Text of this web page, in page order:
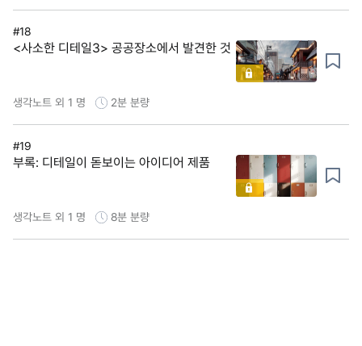
#18
<사소한 디테일3> 공공장소에서 발견한 것
생각노트 외 1 명 2분 분량
#19
부록: 디테일이 돋보이는 아이디어 제품
생각노트 외 1 명 8분 분량